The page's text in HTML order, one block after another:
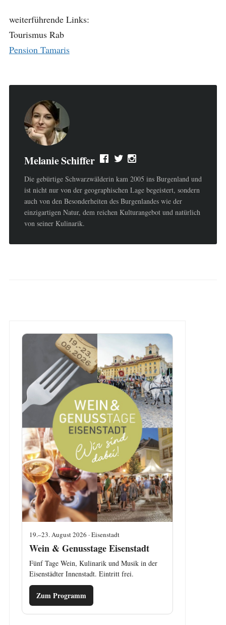
weiterführende Links:
Tourismus Rab
Pension Tamaris
Melanie Schiffer
Die gebürtige Schwarzwälderin kam 2005 ins Burgenland und
ist nicht nur von der geographischen Lage begeistert, sondern
auch von den Besonderheiten des Burgenlandes wie der
einzigartigen Natur, dem reichen Kulturangebot und natürlich
von seiner Kulinarik.
19.–23. August 2026 · Eisenstadt
Wein & Genusstage Eisenstadt
Fünf Tage Wein, Kulinarik und Musik in der
Eisenstädter Innenstadt. Eintritt frei.
Zum Programm